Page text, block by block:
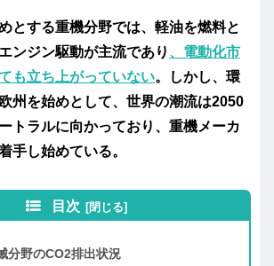
とする重機分野では、軽油を燃料と
ンジン駆動が主流であり 、電動化市
も立ち上がっていない。しかし、環
州を始めとして、世界の潮流は2050
トラルに向かっており、重機メーカ
手し始めている。
目次
分野のCO2排出状況